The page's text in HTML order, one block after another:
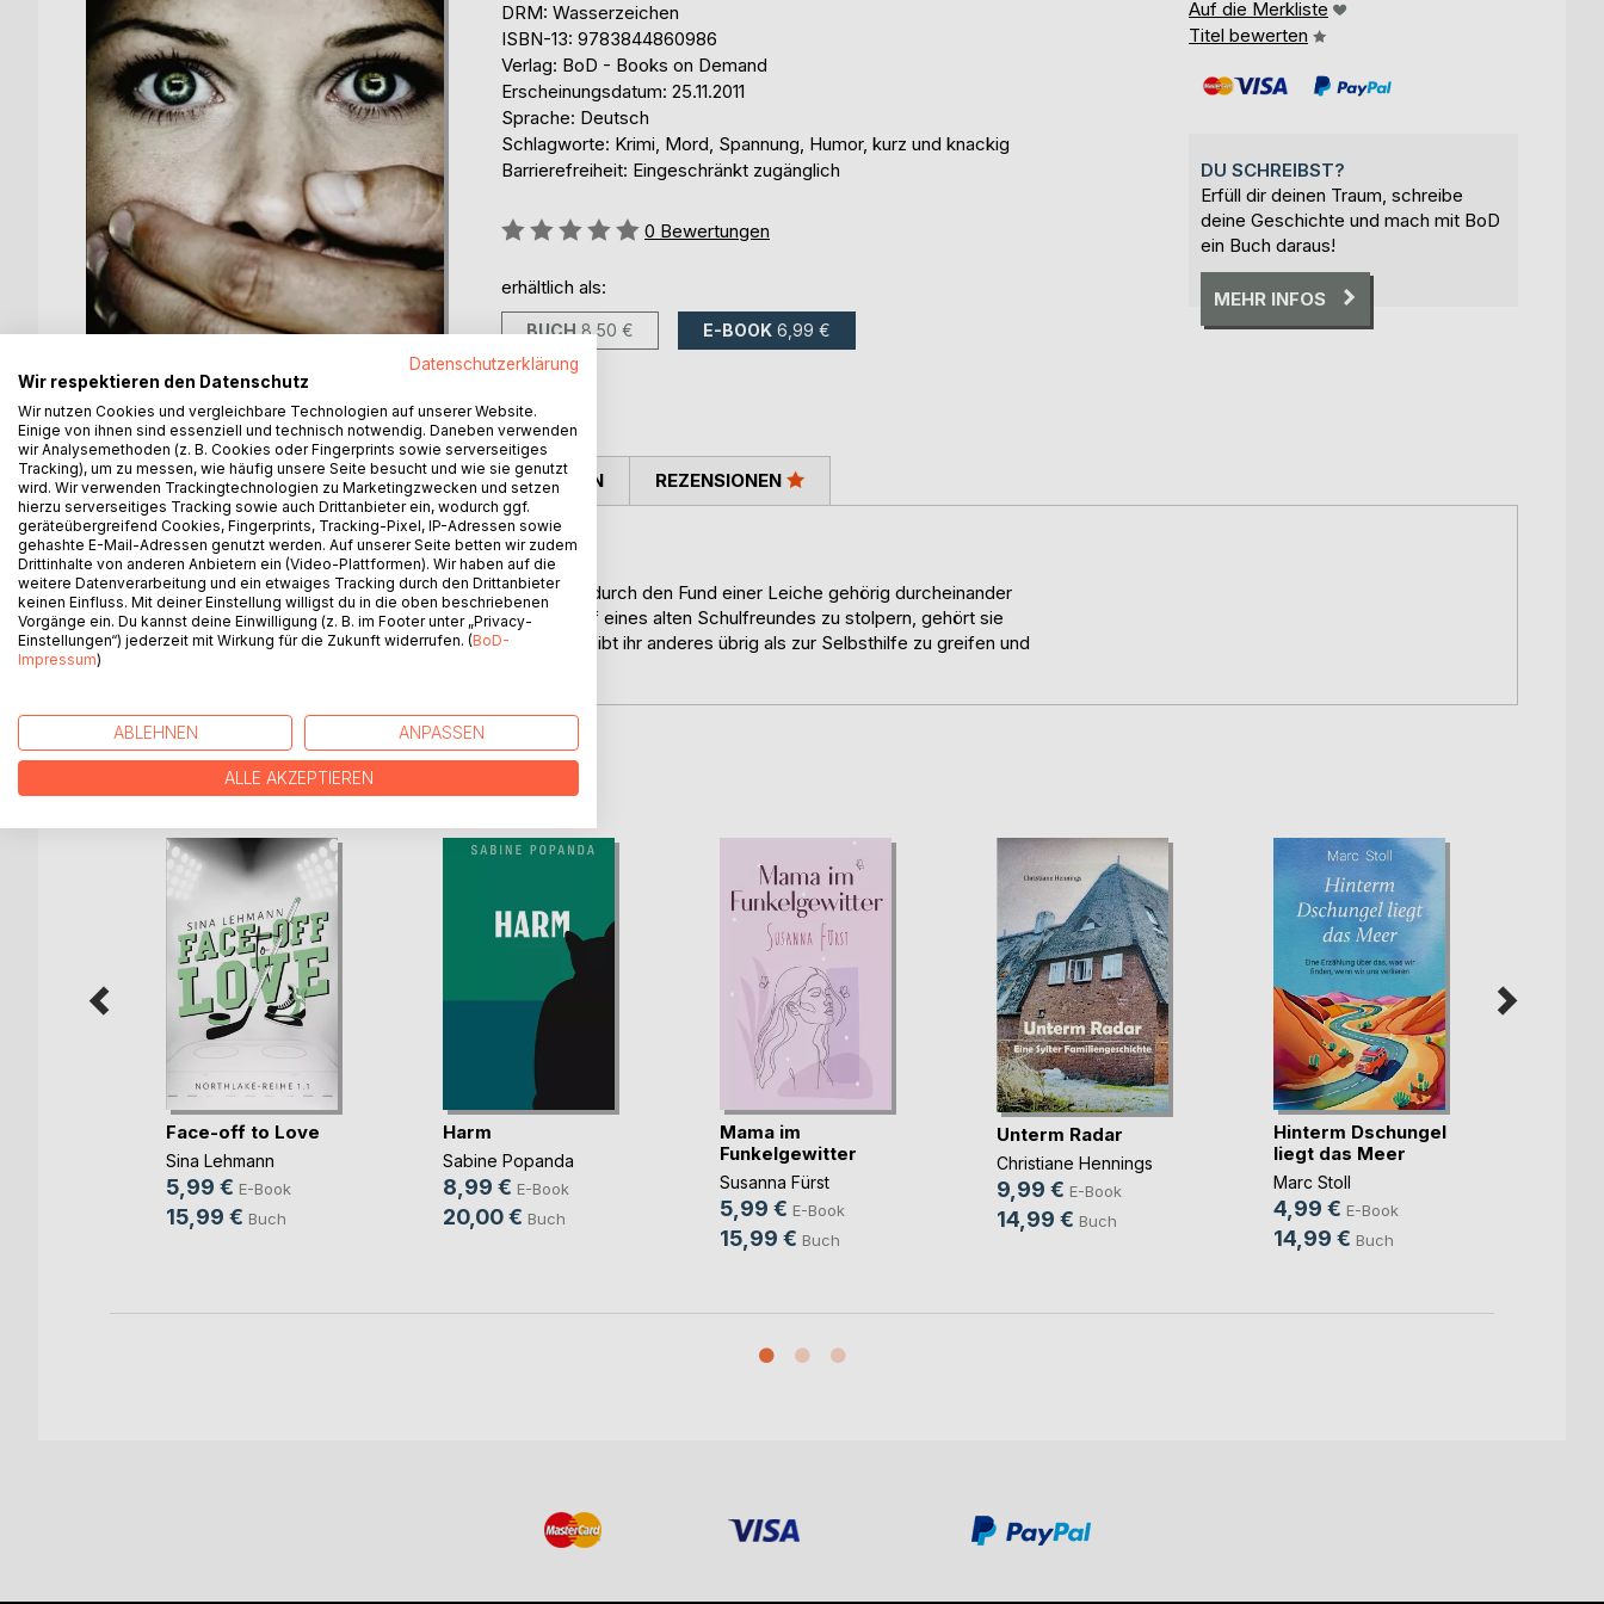
DRM: Wasserzeichen
ISBN-13: 9783844860986
Verlag: BoD - Books on Demand
Erscheinungsdatum: 25.11.2011
Sprache: Deutsch
Schlagworte: Krimi, Mord, Spannung, Humor, kurz und knackig
Barrierefreiheit: Eingeschränkt zugänglich
Bewertung::
0 Bewertungen
erhältlich als:
BUCH 8,50 € E-BOOK 6,99 €
Auf die Merkliste
Titel bewerten
DU SCHREIBST?
Erfüll dir deinen Traum, schreibe
deine Geschichte und mach mit BoD
ein Buch daraus!
MEHR INFOS
BESCHREIBUNG
Kopflos
Das beschauliche Hausfrauendasein von Julia Teiche wir durch den Fund einer Leiche gehörig durcheinander
gebracht. Als würde es nicht schon reichen über den Kopf eines alten Schulfreundes zu stolpern, gehört sie
plötzlich auch noch zum Kreise der Verdächtigen. Was bleibt ihr anderes übrig als zur Selbsthilfe zu greifen und
AUTOR/IN PRESSESTIMMEN REZENSIONEN
WEITERE TITEL BEIBoD
Face-off to Love
Sina Lehmann
5,99 € E-Book
15,99 € Buch
Harm
Sabine Popanda
8,99 € E-Book
20,00 € Buch
Mama im
Funkelgewitter
Susanna Fürst
5,99 € E-Book
15,99 € Buch
Unterm Radar
Christiane Hennings
9,99 € E-Book
14,99 € Buch
Hinterm Dschungel
liegt das Meer
Marc Stoll
4,99 € E-Book
14,99 € Buch
Datenschutzerklärung
Wir respektieren den Datenschutz
Wir nutzen Cookies und vergleichbare Technologien auf unserer Website.
Einige von ihnen sind essenziell und technisch notwendig. Daneben verwenden
wir Analysemethoden (z. B. Cookies oder Fingerprints sowie serverseitiges
Tracking), um zu messen, wie häufig unsere Seite besucht und wie sie genutzt
wird. Wir verwenden Trackingtechnologien zu Marketingzwecken und setzen
hierzu serverseitiges Tracking sowie auch Drittanbieter ein, wodurch ggf.
geräteübergreifend Cookies, Fingerprints, Tracking-Pixel, IP-Adressen sowie
gehashte E-Mail-Adressen genutzt werden. Auf unserer Seite betten wir zudem
Drittinhalte von anderen Anbietern ein (Video-Plattformen). Wir haben auf die
weitere Datenverarbeitung und ein etwaiges Tracking durch den Drittanbieter
keinen Einfluss. Mit deiner Einstellung willigst du in die oben beschriebenen
Vorgänge ein. Du kannst deine Einwilligung (z. B. im Footer unter „Privacy-
Einstellungen“) jederzeit mit Wirkung für die Zukunft widerrufen. (BoD-
Impressum)
ABLEHNEN ANPASSEN
ALLE AKZEPTIEREN